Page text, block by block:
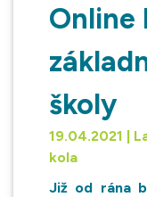
Online
školy
19.04.2021 |
kola
Již od rána